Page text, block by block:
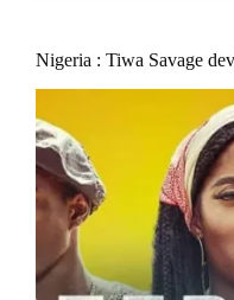
Nigeria : Tiwa Savage